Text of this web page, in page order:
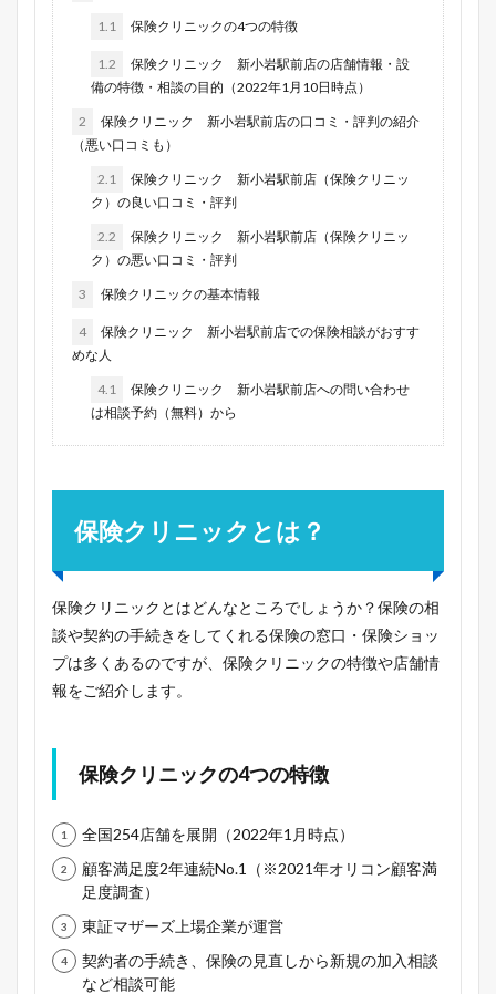
1.1 保険クリニックの4つの特徴
1.2
保険クリニック 新小岩駅前店の店舗情報・設
備の特徴・相談の目的（2022年1月10日時点）
2
保険クリニック 新小岩駅前店の口コミ・評判の紹介
（悪い口コミも）
2.1
保険クリニック 新小岩駅前店（保険クリニッ
ク）の良い口コミ・評判
2.2
保険クリニック 新小岩駅前店（保険クリニッ
ク）の悪い口コミ・評判
3 保険クリニックの基本情報
4
保険クリニック 新小岩駅前店での保険相談がおすす
めな人
4.1
保険クリニック 新小岩駅前店への問い合わせ
は相談予約（無料）から
保険クリニックとは？
保険クリニックとはどんなところでしょうか？保険の相
談や契約の手続きをしてくれる保険の窓口・保険ショッ
プは多くあるのですが、保険クリニックの特徴や店舗情
報をご紹介します。
保険クリニックの4つの特徴
全国254店舗を展開（2022年1月時点）
顧客満足度2年連続No.1（※2021年オリコン顧客満
足度調査）
東証マザーズ上場企業が運営
契約者の手続き、保険の見直しから新規の加入相談
など相談可能